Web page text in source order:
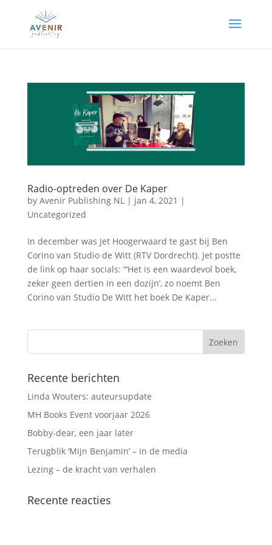
Radio-optreden over De Kaper
by Avenir Publishing NL| jan 4, 2021 |
Uncategorized
In december was Jet Hoogerwaard te gast bij Ben
Corino van Studio de Witt (RTV Dordrecht). Jet postte
de link op haar socials: “‘Het is een waardevol boek,
zeker geen dertien in een dozijn’, zo noemt Ben
Corino van Studio De Witt het boek De Kaper...
Recente berichten
Linda Wouters: auteursupdate
MH Books Event voorjaar 2026
Bobby-dear, een jaar later
Terugblik ‘Mijn Benjamin’ – in de media
Lezing – de kracht van verhalen
Recente reacties